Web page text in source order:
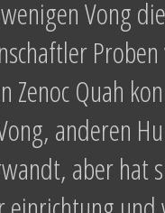
Vong
Zenoc Quah
anderen
aber hat